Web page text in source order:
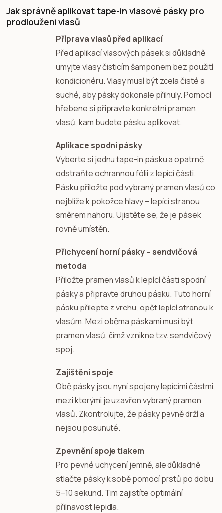
Jak správně aplikovat tape-in vlasové pásky pro
prodloužení vlasů
Příprava vlasů před aplikací
Před aplikací vlasových pásek si důkladně
umyjte vlasy čisticím šamponem bez použití
kondicionéru. Vlasy musí být zcela čisté a
suché, aby pásky dokonale přilnuly. Pomocí
hřebene si připravte konkrétní pramen
vlasů, kam budete pásku aplikovat.
Aplikace spodní pásky
Vyberte si jednu tape-in pásku a opatrně
odstraňte ochrannou fólii z lepící části.
Pásku přiložte pod vybraný pramen vlasů co
nejblíže k pokožce hlavy – lepící stranou
směrem nahoru. Ujistěte se, že je pásek
rovně umístěn.
Přichycení horní pásky – sendvičová
metoda
Přiložte pramen vlasů k lepící části spodní
pásky a připravte druhou pásku. Tuto horní
pásku přilepte z vrchu, opět lepící stranou k
vlasům. Mezi oběma páskami musí být
pramen vlasů, čímž vznikne tzv. sendvičový
spoj.
Zajištění spoje
Obě pásky jsou nyní spojeny lepícími částmi,
mezi kterými je uzavřen vybraný pramen
vlasů. Zkontrolujte, že pásky pevně drží a
nejsou posunuté.
Zpevnění spoje tlakem
Pro pevné uchycení jemně, ale důkladně
stlačte pásky k sobě pomocí prstů po dobu
5–10 sekund. Tím zajistíte optimální
přilnavost lepidla.